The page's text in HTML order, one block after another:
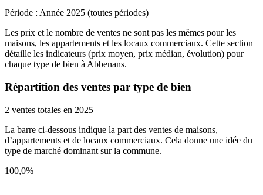
Période : Année 2025 (toutes périodes)
Les prix et le nombre de ventes ne sont pas les mêmes pour les
maisons, les appartements et les locaux commerciaux. Cette section
détaille les indicateurs (prix moyen, prix médian, évolution) pour
chaque type de bien à Abbenans.
Répartition des ventes par type de bien
2 ventes totales en 2025
La barre ci-dessous indique la part des ventes de maisons,
d’appartements et de locaux commerciaux. Cela donne une idée du
type de marché dominant sur la commune.
100,0%